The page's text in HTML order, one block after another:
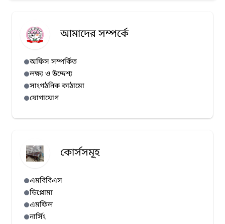
আমাদের সম্পর্কে
অফিস সম্পর্কিত
লক্ষ্য ও উদ্দেশ্য
সাংগঠনিক কাঠামো
যোগাযোগ
কোর্সসমূহ
এমবিবিএস
ডিপ্লোমা
এমফিল
নার্সিং